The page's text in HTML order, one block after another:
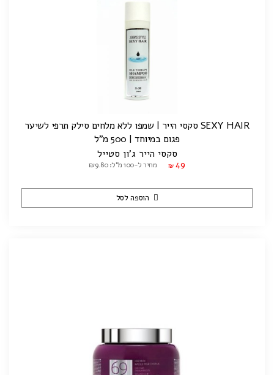
SEXY HAIR סקסי הייר | שמפו ללא מלחים סילק תרפי לשיער
פגום במיוחד | 500 מ"ל
סקסי הייר ג'ון סטייל
₪ 49 מחיר ל-100 מ"ל: ₪9.80
הוספה לסל